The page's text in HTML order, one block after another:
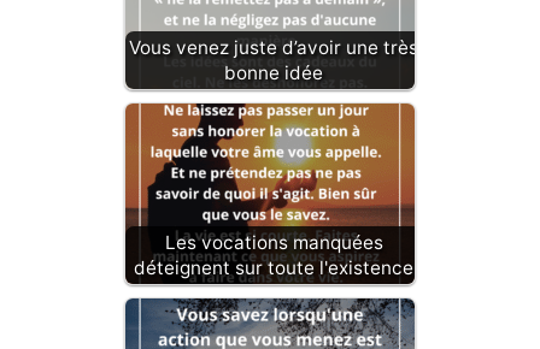
Vous venez juste d’avoir une très
bonne idée
Les vocations manquées
déteignent sur toute l'existence